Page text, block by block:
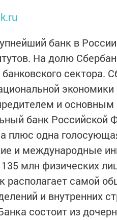
банк в
На долю
банковского
и
банк Российской
плюс одна
и международные
млн физических
располагает самой
и внутренних
состоит из